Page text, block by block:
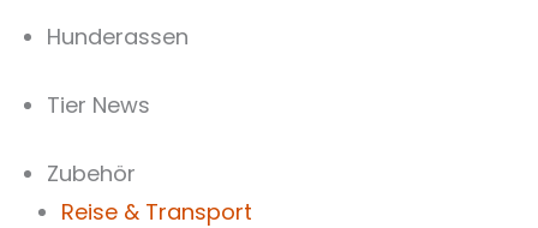
Hunderassen
Tier News
Zubehör
Reise & Transport